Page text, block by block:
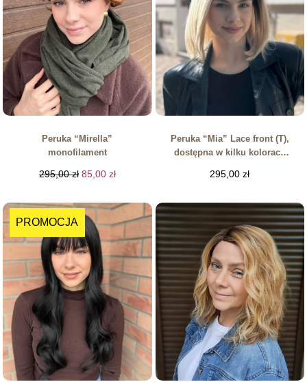
Peruka “Mirella”
monofilament
295,00zł 85,00 zł
Peruka “Mia” Lace front (T),
dostępna w kilku kolorach
295,00zł
PROMOCJA